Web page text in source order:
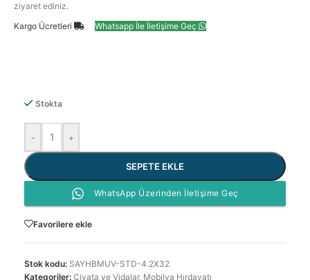
ziyaret ediniz.
Kargo Ücretleri
Whatsapp İle İletişime Geç
Stokta
- +
SEPETE EKLE
WhatsApp Üzerinden İletişime Geç
Favorilere ekle
Stok kodu: SAYHBMUV-STD-4.2X32
Kategoriler: Civata ve Vidalar, Mobilya Hırdavatı